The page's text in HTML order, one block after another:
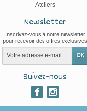
Ateliers
Newsletter
Inscrivez-vous à notre newsletter
pour recevoir des offres exclusives
Suivez-nous